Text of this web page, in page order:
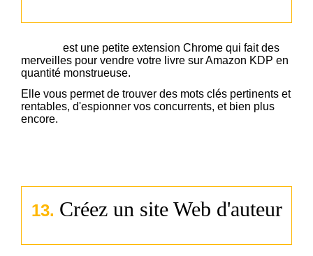
est une petite extension Chrome qui fait des
merveilles pour vendre votre livre sur Amazon KDP en
quantité monstrueuse.
Elle vous permet de trouver des mots clés pertinents et
rentables, d'espionner vos concurrents, et bien plus
encore.
13. Créez un site Web d'auteur